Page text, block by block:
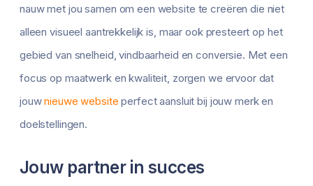
nauw met jou samen om een website te creëren die niet
alleen visueel aantrekkelijk is, maar ook presteert op het
gebied van snelheid, vindbaarheid en conversie. Met een
focus op maatwerk en kwaliteit, zorgen we ervoor dat
jouwnieuwe website perfect aansluit bij jouw merk en
doelstellingen.
Jouw partner in succes